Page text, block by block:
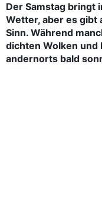
Der Samstag bringt
Wetter, aber es gibt
Sinn. Während
dichten Wolken und
andernorts bald